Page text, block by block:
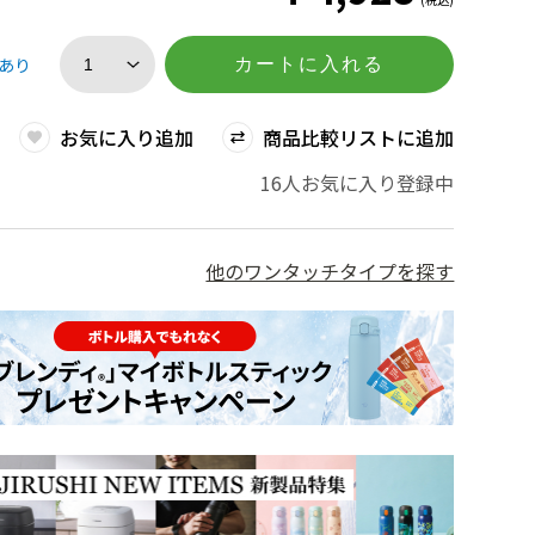
り カートに入れる
お気に入り追加
商品比較リストに追加
16人お気に入り登録中
他のワンタッチタイプを探す